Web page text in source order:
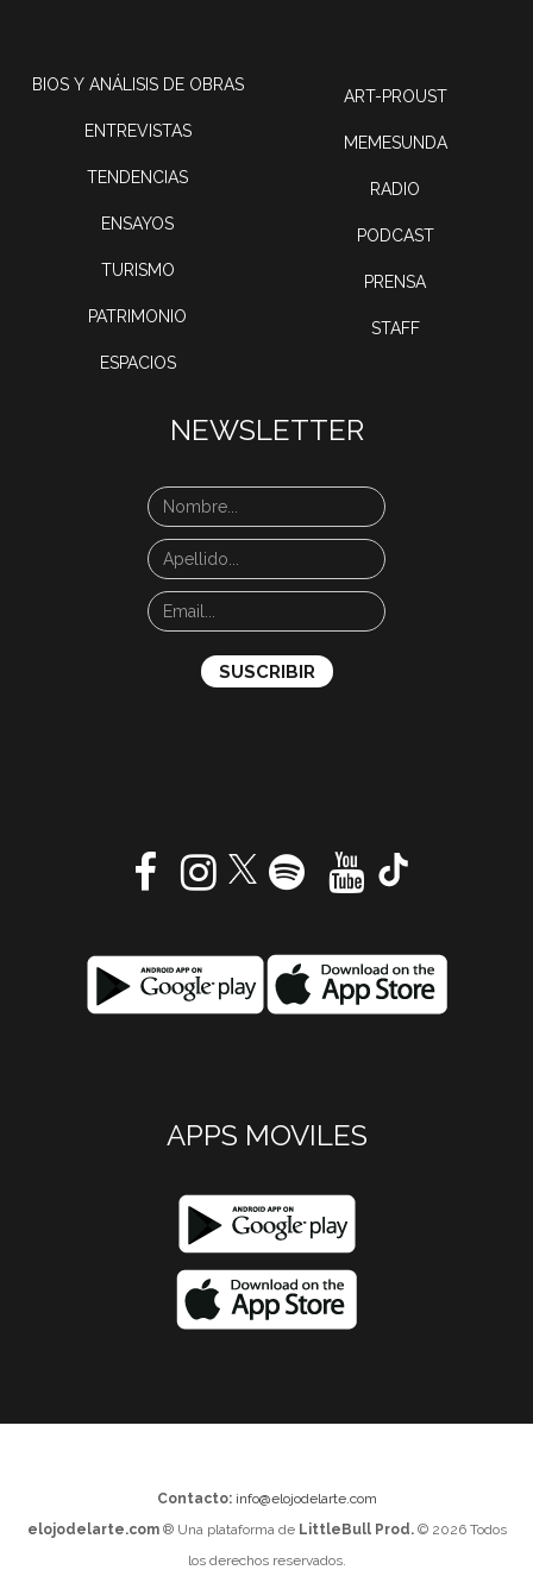
BIOS Y ANÁLISIS DE OBRAS
ENTREVISTAS
TENDENCIAS
ENSAYOS
TURISMO
PATRIMONIO
ESPACIOS
ART-PROUST
MEMESUNDA
RADIO
PODCAST
PRENSA
STAFF
NEWSLETTER
APPS MOVILES
Contacto: info@elojodelarte.com
elojodelarte.com® Una plataforma de LittleBull Prod.© 2026 Todos
los derechos reservados.